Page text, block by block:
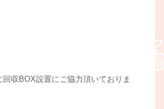
収BOX設置にご協力頂いておりま